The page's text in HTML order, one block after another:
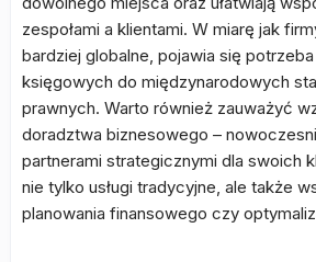
zespołami a klientami. W miarę jak
bardziej globalne, pojawia się
księgowych do międzynarodowych
prawnych. Warto również zauważyć
doradztwa biznesowego –
partnerami strategicznymi dla swoich
nie tylko usługi tradycyjne, ale także
planowania finansowego czy